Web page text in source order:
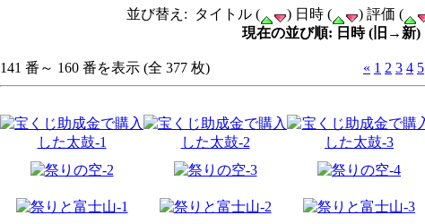
並び替え: タイトル ( ) 日時 ( ) 評価 (
現在の並び順: 日時 (旧→新)
141 番～ 160 番を表示 (全 377 枚) « 1 2 3 4 5